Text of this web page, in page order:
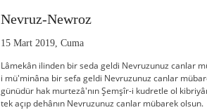
Nevruz-Newroz
15 Mart 2019, Cuma
Lâmekân ilinden bir seda geldi Nevruzunuz canlar
i mü'minâna bir sefa geldi Nevruzunuz canlar
günüdür hak murtezâ'nın Şemşîr-i kudretle ol
tek açıp dehânın Nevruzunuz canlar mübarek